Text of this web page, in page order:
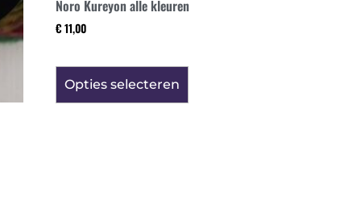
Noro Kureyon alle kleuren
€ 11,00
Opties selecteren